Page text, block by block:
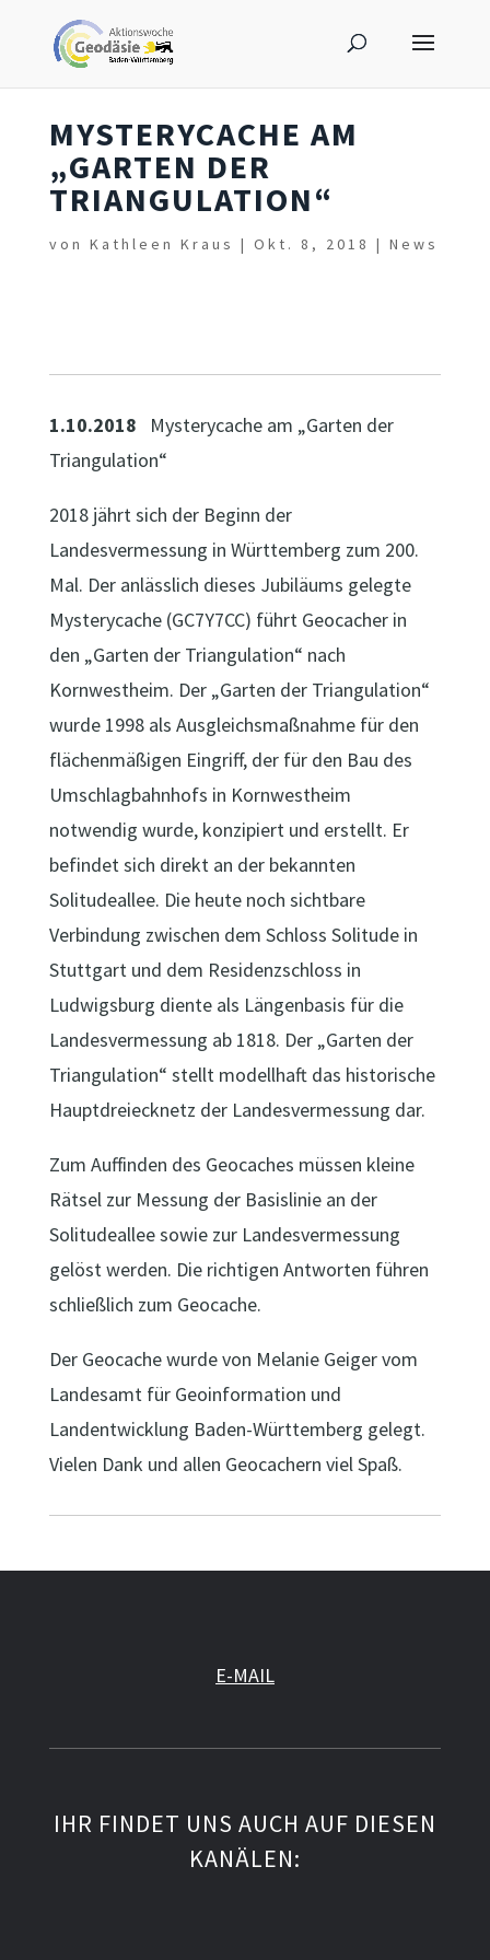
MYSTERYCACHE AM
„GARTEN DER
TRIANGULATION“
von Kathleen Kraus | Okt. 8, 2018 | News
1.10.2018 Mysterycache am „Garten der
Triangulation“
2018 jährt sich der Beginn der
Landesvermessung in Württemberg zum 200.
Mal. Der anlässlich dieses Jubiläums gelegte
Mysterycache (GC7Y7CC) führt Geocacher in
den „Garten der Triangulation“ nach
Kornwestheim. Der „Garten der Triangulation“
wurde 1998 als Ausgleichsmaßnahme für den
flächenmäßigen Eingriff, der für den Bau des
Umschlagbahnhofs in Kornwestheim
notwendig wurde, konzipiert und erstellt. Er
befindet sich direkt an der bekannten
Solitudeallee. Die heute noch sichtbare
Verbindung zwischen dem Schloss Solitude in
Stuttgart und dem Residenzschloss in
Ludwigsburg diente als Längenbasis für die
Landesvermessung ab 1818. Der „Garten der
Triangulation“ stellt modellhaft das historische
Hauptdreiecknetz der Landesvermessung dar.
Zum Auffinden des Geocaches müssen kleine
Rätsel zur Messung der Basislinie an der
Solitudeallee sowie zur Landesvermessung
gelöst werden. Die richtigen Antworten führen
schließlich zum Geocache.
Der Geocache wurde von Melanie Geiger vom
Landesamt für Geoinformation und
Landentwicklung Baden-Württemberg gelegt.
Vielen Dank und allen Geocachern viel Spaß.
E-MAIL
IHR FINDET UNS AUCH AUF DIESEN
KANÄLEN: